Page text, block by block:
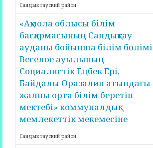
Сандыктауский район
«Ақмола облысы білім
басқармасының Сандықтау
ауданы бойынша білім бөлімі
Веселое ауылының
Социалистік Еңбек Ері,
Байдалы Оразалин атындағы
жалпы орта білім беретін
мектебі» коммуналдық
мемлекеттік мекемесіне
Сандыктауский район